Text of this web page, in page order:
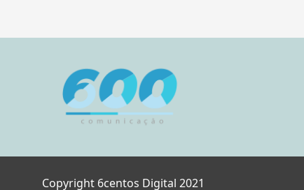
Copyright 6centos Digital 2021